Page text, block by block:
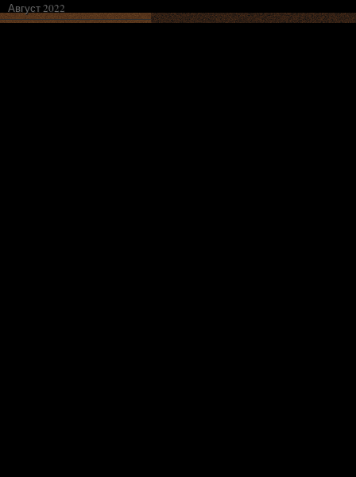
Август 2022